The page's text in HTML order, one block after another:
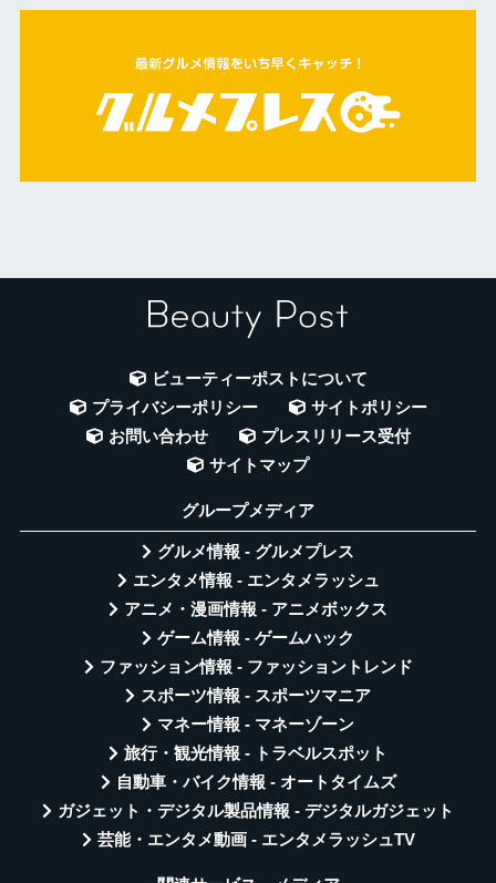
ビューティーポストについて
プライバシーポリシー
サイトポリシー
お問い合わせ
プレスリリース受付
サイトマップ
グループメディア
グルメ情報 - グルメプレス
エンタメ情報 - エンタメラッシュ
アニメ・漫画情報 - アニメボックス
ゲーム情報 - ゲームハック
ファッション情報 - ファッショントレンド
スポーツ情報 - スポーツマニア
マネー情報 - マネーゾーン
旅行・観光情報 - トラベルスポット
自動車・バイク情報 - オートタイムズ
ガジェット・デジタル製品情報 - デジタルガジェット
芸能・エンタメ動画 - エンタメラッシュTV